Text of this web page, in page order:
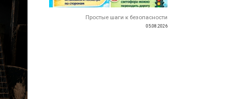
Простые шаги к безопасности
05.08.2026